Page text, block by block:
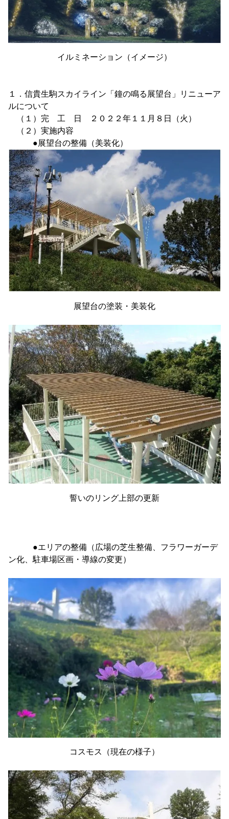
イルミネーション（イメージ）
１．信貴生駒スカイライン「鐘の鳴る展望台」リニューア
ルについて
（１）完 工 日 ２０２２年１１月８日（火）
（２）実施内容
●展望台の整備（美装化）
展望台の塗装・美装化
誓いのリング上部の更新
●エリアの整備（広場の芝生整備、フラワーガーデ
ン化、駐車場区画・導線の変更）
コスモス（現在の様子）